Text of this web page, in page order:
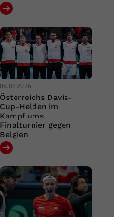
09.02.2026
Österreichs Davis-
Cup-Helden im
Kampf ums
Finalturnier gegen
Belgien